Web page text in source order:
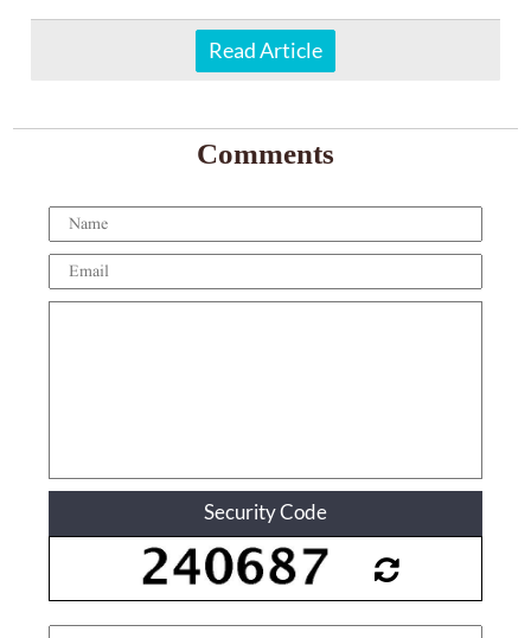
Read Article
Comments
Security Code